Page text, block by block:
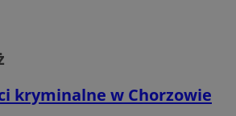
kryminalne w Chorzowie